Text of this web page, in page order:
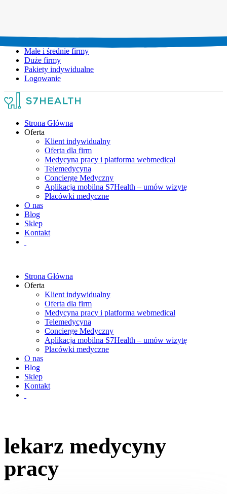
Małe i średnie firmy
Duże firmy
Pakiety indywidualne
Logowanie
Strona Główna
Oferta
Klient indywidualny
Oferta dla firm
Medycyna pracy i platforma webmedical
Telemedycyna
Concierge Medyczny
Aplikacja mobilna S7Health – umów wizytę
Placówki medyczne
O nas
Blog
Sklep
Kontakt
Strona Główna
Oferta
Klient indywidualny
Oferta dla firm
Medycyna pracy i platforma webmedical
Telemedycyna
Concierge Medyczny
Aplikacja mobilna S7Health – umów wizytę
Placówki medyczne
O nas
Blog
Sklep
Kontakt
lekarz medycyny
pracy